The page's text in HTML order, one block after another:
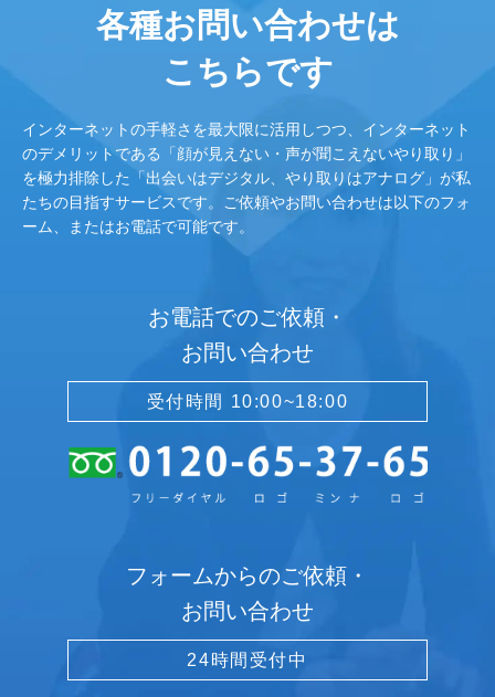
各種お問い合わせは
こちらです
インターネットの手軽さを最大限に活用しつつ、インターネット
のデメリットである「顔が見えない・声が聞こえないやり取り」
を極力排除した「出会いはデジタル、やり取りはアナログ」が私
たちの目指すサービスです。ご依頼やお問い合わせは以下のフォ
ーム、またはお電話で可能です。
お電話でのご依頼・
お問い合わせ
受付時間 10:00~18:00
フォームからのご依頼・
お問い合わせ
24時間受付中